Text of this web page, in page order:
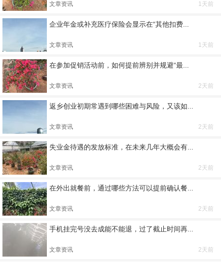
文章资讯 1天前
企业年金或补充医疗保险会显示在“其他扣费...
文章资讯 1天前
在参加促销活动前，如何提前辨别并规避“最...
文章资讯 2天前
返乡创业初期常遇到哪些困难与风险，又该如...
文章资讯 2天前
失业金待遇的发放标准，在未来几年大概会有...
文章资讯 2天前
在外出就餐前，通过哪些方法可以提前确认餐...
文章资讯 2天前
手机挂完号没去成能不能退，过了截止时间再...
文章资讯 2天前